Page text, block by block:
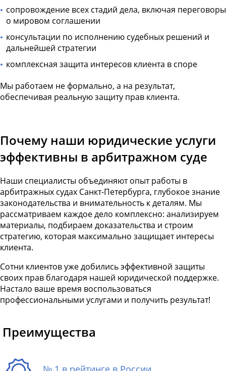
сопровождение всех стадий дела, включая переговоры
о мировом соглашении
консультации по исполнению судебных решений и
дальнейшей стратегии
комплексная защита интересов клиента в споре
Мы работаем не формально, а на результат,
обеспечивая реальную защиту прав клиента.
Почему наши юридические услуги
эффективны в арбитражном суде
Наши специалисты объединяют опыт работы в
арбитражных судах Санкт-Петербурга, глубокое знание
законодательства и внимательность к деталям. Мы
рассматриваем каждое дело комплексно: анализируем
материалы, подбираем доказательства и строим
стратегию, которая максимально защищает интересы
клиента.
Сотни клиентов уже добились эффективной защиты
своих прав благодаря нашей юридической поддержке.
Настало ваше время воспользоваться
профессиональными услугами и получить результат!
Преимущества